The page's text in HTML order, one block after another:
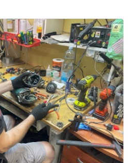
25к1
Запад
35-1
38к4
87-3